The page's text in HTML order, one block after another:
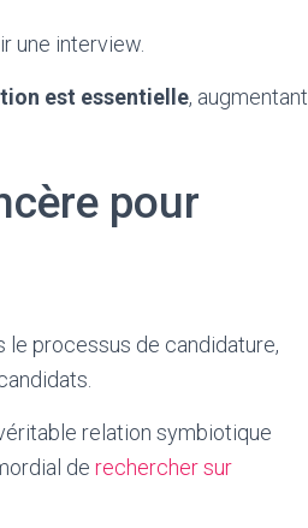
une interview.
est essentielle, augmentant
pour
le processus de candidature,
relation symbiotique
de rechercher sur